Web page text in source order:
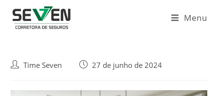
para
Menu
AutorTime Seven
Post27 de junho de 2024